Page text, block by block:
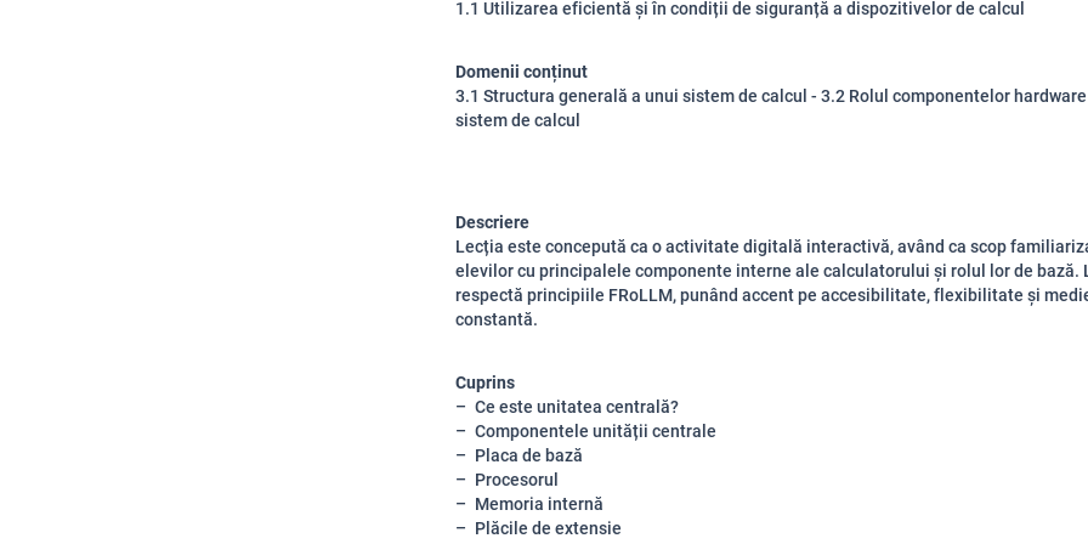
1.1 Utilizarea eficientă și în condiții de siguranță a dispozitivelor de calcul
Domenii conținut
3.1 Structura generală a unui sistem de calcul - 3.2 Rolul componentelor
sistem de calcul
Descriere
Lecția este concepută ca o activitate digitală interactivă, având ca scop
elevilor cu principalele componente interne ale calculatorului și rolul lor de bază.
respectă principiile FRoLLM, punând accent pe accesibilitate, flexibilitate și
constantă.
Cuprins
Ce este unitatea centrală?
Componentele unității centrale
Placa de bază
Procesorul
Memoria internă
Plăcile de extensie